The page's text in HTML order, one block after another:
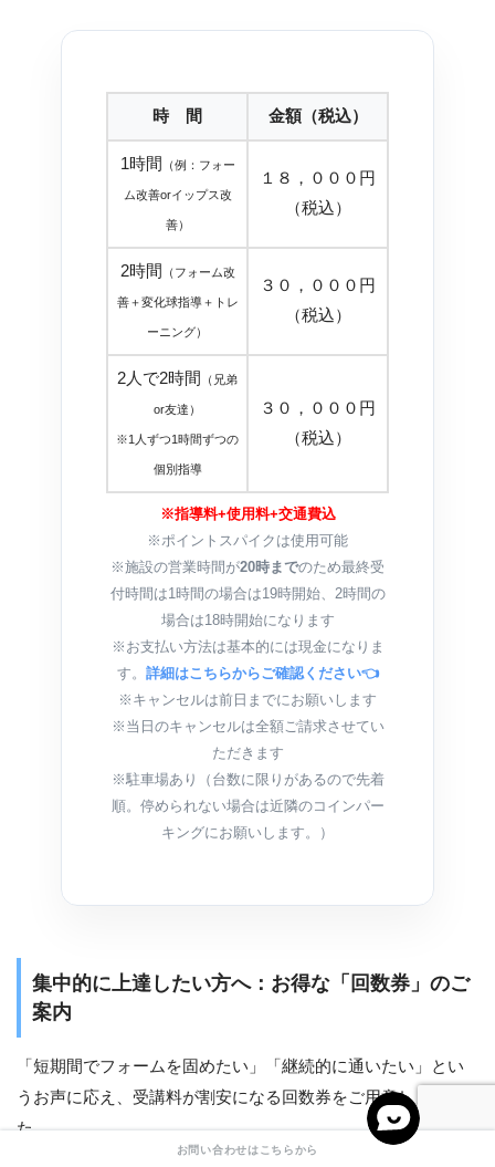
時 間 金額（税込）
1時間 （例：フォー
ム改善orイップス改
善）
１８，０００円
（税込）
2時間 （フォーム改
善＋変化球指導＋トレ
ーニング）
３０，０００円
（税込）
2人で2時間 （兄弟
or友達）
※1人ずつ1時間ずつの
個別指導
３０，０００円
（税込）
※指導料+使用料+交通費込
※ポイントスパイクは使用可能
※施設の営業時間が20時までのため最終受
付時間は1時間の場合は19時開始、2時間の
場合は18時開始になります
※お支払い方法は基本的には現金になりま
す。 詳細はこちらからご確認ください👈
※キャンセルは前日までにお願いします
※当日のキャンセルは全額ご請求させてい
ただきます
※駐車場あり（台数に限りがあるので先着
順。停められない場合は近隣のコインパー
キングにお願いします。）
集中的に上達したい方へ：お得な「回数券」のご
案内
「短期間でフォームを固めたい」「継続的に通いたい」とい
うお声に応え、受講料が割安になる回数券をご用意しまし
た。
お問い合わせはこちらから